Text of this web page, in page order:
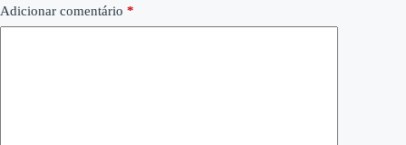
Adicionar comentário *